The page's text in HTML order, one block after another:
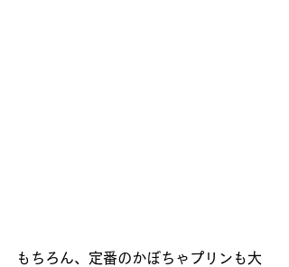
もちろん、定番のかぼちゃプリンも大